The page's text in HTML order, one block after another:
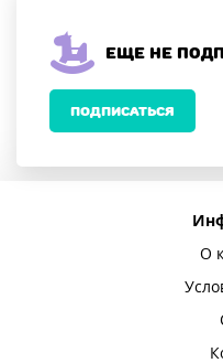
Еще не
ПОДПИСАТЬСЯ
О